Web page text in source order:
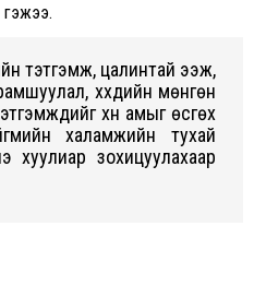
гэжээ.
тэтгэмж, цалинтай ээж,
хүүхдийн мөнгөн
хүн амыг өсгөх
халамжийн тухай
хуулиар зохицуулахаар